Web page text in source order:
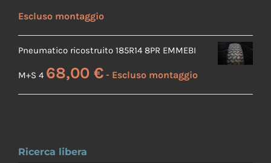
Pneumatico ricostruito 185R14 8PR EMMEBI
M+S 4 68,00 €
Ricerca libera